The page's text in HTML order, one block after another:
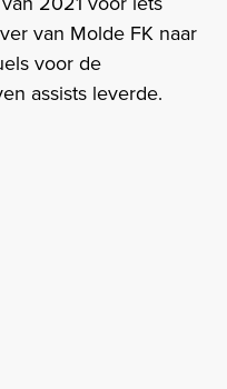
van Molde FK naar
voor de
assists leverde.